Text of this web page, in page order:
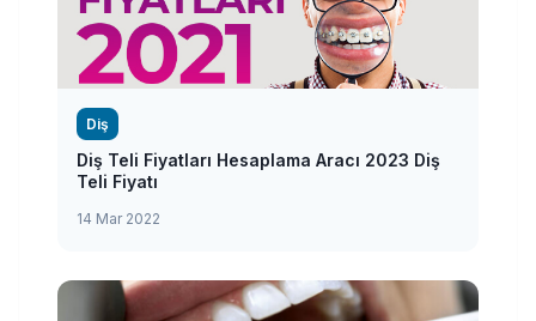
Diş
Diş Teli Fiyatları Hesaplama Aracı 2023 Diş
Teli Fiyatı
14 Mar 2022